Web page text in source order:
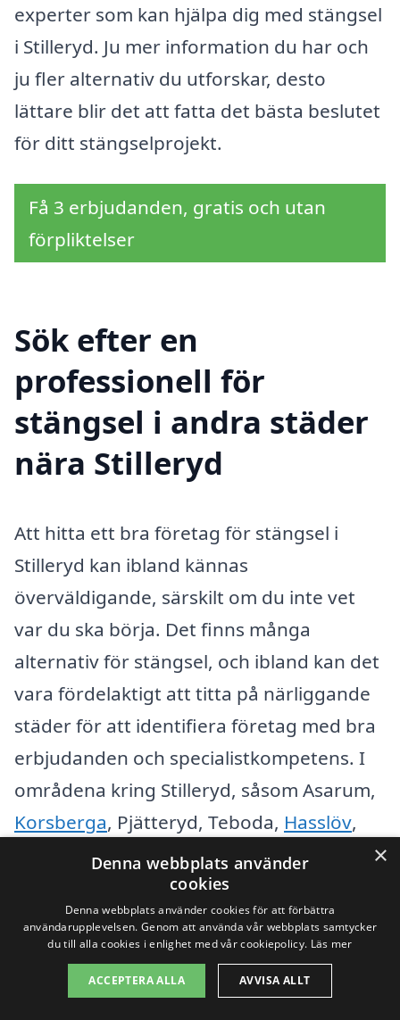
experter som kan hjälpa dig med stängsel
i Stilleryd. Ju mer information du har och
ju fler alternativ du utforskar, desto
lättare blir det att fatta det bästa beslutet
för ditt stängselprojekt.
Få 3 erbjudanden, gratis och utan
förpliktelser
Sök efter en
professionell för
stängsel i andra städer
nära Stilleryd
Att hitta ett bra företag för stängsel i
Stilleryd kan ibland kännas
överväldigande, särskilt om du inte vet
var du ska börja. Det finns många
alternativ för stängsel, och ibland kan det
vara fördelaktigt att titta på närliggande
städer för att identifiera företag med bra
erbjudanden och specialistkompetens. I
områdena kring Stilleryd, såsom Asarum,
Korsberga, Pjätteryd, Teboda, Hasslöv,
, ochKarlshamn, finns det flera
etablerade företag som erbjuder tjänster
inom stängselinstallation och reparation.
När du letar efter stängsel i Stilleryd, här
×
Denna webbplats använder
cookies
Denna webbplats använder cookies för att förbättra
användarupplevelsen. Genom att använda vår webbplats samtycker
du till alla cookies i enlighet med vår cookiepolicy. Läs mer
ACCEPTERA ALLA AVVISA ALLT